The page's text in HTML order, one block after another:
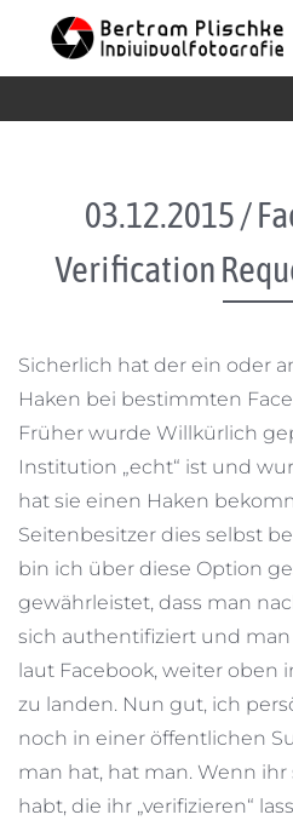
Skip to content
03.12.2015 /
Verification
Sicherlich hat der ein oder
Haken bei bestimmten
Früher wurde Willkürlich
Institution „echt“ ist und
hat sie einen Haken
Seitenbesitzer dies selbst
bin ich über diese Option
gewährleistet, dass man
sich authentifiziert und
laut Facebook, weiter oben
zu landen. Nun gut, ich
noch in einer öffentlichen
man hat, hat man. Wenn
habt, die ihr „verifizieren“